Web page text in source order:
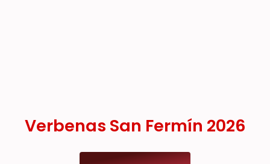
Verbenas San Fermín 2026